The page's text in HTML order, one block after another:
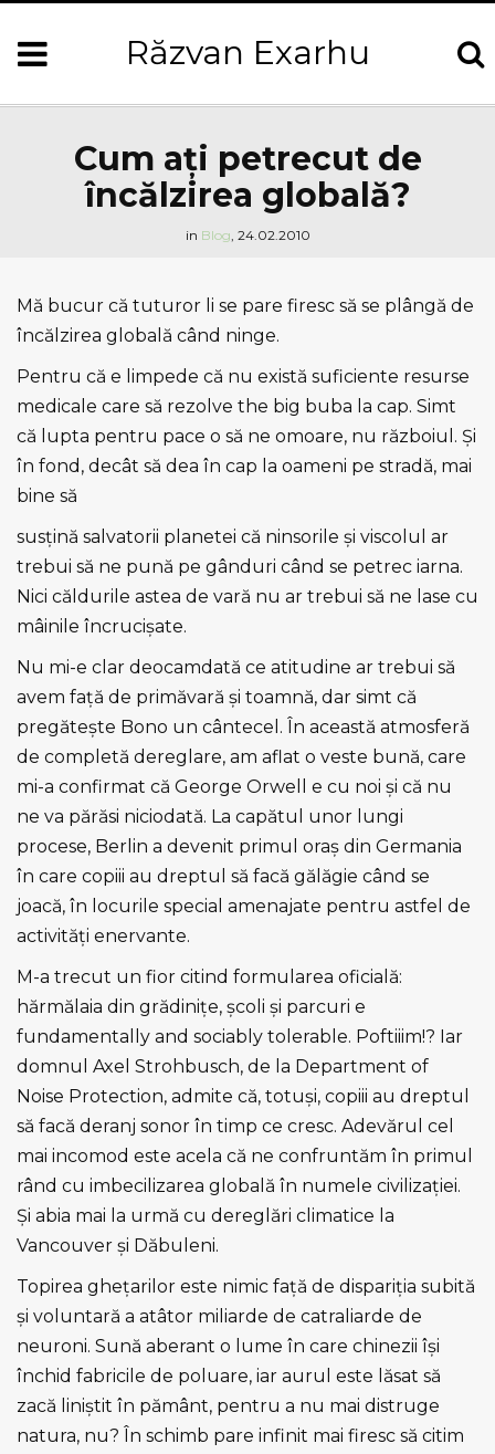
Răzvan Exarhu
Cum aţi petrecut de
încălzirea globală?
in Blog, 24.02.2010
Mă bucur că tuturor li se pare firesc să se plângă de
încălzirea globală când ninge.
Pentru că e limpede că nu există suficiente resurse
medicale care să rezolve the big buba la cap. Simt
că lupta pentru pace o să ne omoare, nu războiul. Şi
în fond, decât să dea în cap la oameni pe stradă, mai
bine să
susţină salvatorii planetei că ninsorile şi viscolul ar
trebui să ne pună pe gânduri când se petrec iarna.
Nici căldurile astea de vară nu ar trebui să ne lase cu
mâinile încrucişate.
Nu mi-e clar deocamdată ce atitudine ar trebui să
avem faţă de primăvară şi toamnă, dar simt că
pregăteşte Bono un cântecel. În această atmosferă
de completă dereglare, am aflat o veste bună, care
mi-a confirmat că George Orwell e cu noi şi că nu
ne va părăsi niciodată. La capătul unor lungi
procese, Berlin a devenit primul oraş din Germania
în care copiii au dreptul să facă gălăgie când se
joacă, în locurile special amenajate pentru astfel de
activităţi enervante.
M-a trecut un fior citind formularea oficială:
hărmălaia din grădiniţe, şcoli şi parcuri e
fundamentally and sociably tolerable. Poftiiim!? Iar
domnul Axel Strohbusch, de la Department of
Noise Protection, admite că, totuşi, copiii au dreptul
să facă deranj sonor în timp ce cresc. Adevărul cel
mai incomod este acela că ne confruntăm în primul
rând cu imbecilizarea globală în numele civilizaţiei.
Şi abia mai la urmă cu dereglări climatice la
Vancouver şi Dăbuleni.
Topirea gheţarilor este nimic faţă de dispariţia subită
şi voluntară a atâtor miliarde de catraliarde de
neuroni. Sună aberant o lume în care chinezii îşi
închid fabricile de poluare, iar aurul este lăsat să
zacă liniştit în pământ, pentru a nu mai distruge
natura, nu? În schimb pare infinit mai firesc să citim